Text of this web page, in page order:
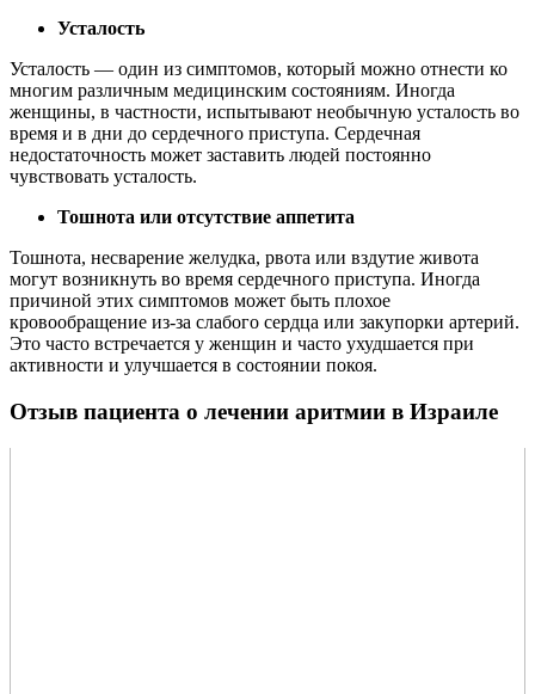
Усталость
Усталость — один из симптомов, который можно отнести ко
многим различным медицинским состояниям. Иногда
женщины, в частности, испытывают необычную усталость во
время и в дни до сердечного приступа. Сердечная
недостаточность может заставить людей постоянно
чувствовать усталость.
Тошнота или отсутствие аппетита
Тошнота, несварение желудка, рвота или вздутие живота
могут возникнуть во время сердечного приступа. Иногда
причиной этих симптомов может быть плохое
кровообращение из-за слабого сердца или закупорки артерий.
Это часто встречается у женщин и часто ухудшается при
активности и улучшается в состоянии покоя.
Отзыв пациента о лечении аритмии в Израиле